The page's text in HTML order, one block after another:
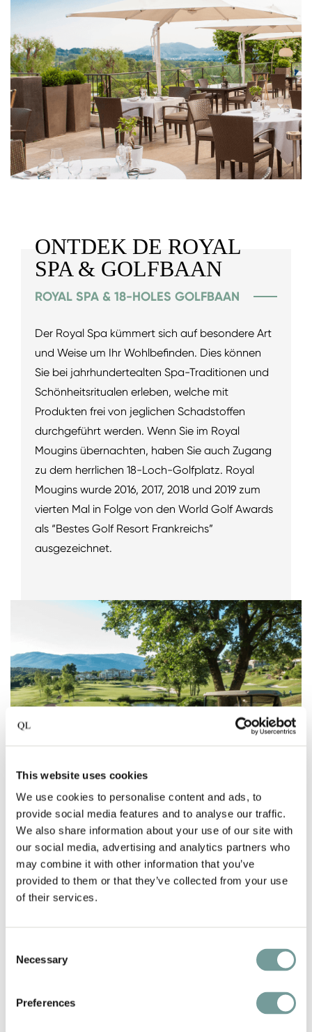
This website uses cookies
We use cookies to personalise content and ads, to
provide social media features and to analyse our traffic.
We also share information about your use of our site with
our social media, advertising and analytics partners who
may combine it with other information that you’ve
provided to them or that they’ve collected from your use
of their services.
Selection
Necessary
Preferences
ONTDEK DE ROYAL
SPA & GOLFBAAN
ROYAL SPA & 18-HOLES GOLFBAAN
Der Royal Spa kümmert sich auf besondere Art
und Weise um Ihr Wohlbefinden. Dies können
Sie bei jahrhundertealten Spa-Traditionen und
Schönheitsritualen erleben, welche mit
Produkten frei von jeglichen Schadstoffen
durchgeführt werden. Wenn Sie im Royal
Mougins übernachten, haben Sie auch Zugang
zu dem herrlichen 18-Loch-Golfplatz. Royal
Mougins wurde 2016, 2017, 2018 und 2019 zum
vierten Mal in Folge von den World Golf Awards
als “Bestes Golf Resort Frankreichs”
ausgezeichnet.
KEY FEATURES AND
18-hole golfbaan in Zuid Frankrijk
"Best Golf Resort in France" award vier jaar